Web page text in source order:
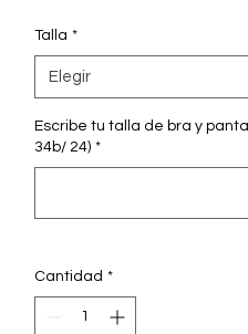
Talla *
Escribe tu talla de bra y
34b/ 24) *
Cantidad *